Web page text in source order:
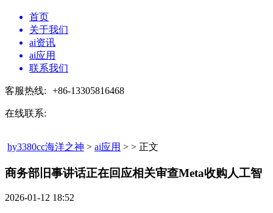
首页
关于我们
ai资讯
ai应用
联系我们
客服热线: +86-13305816468
在线联系:
hy3380cc海洋之神 > ai应用 > > 正文
商务部旧事讲话正在回应相关审查Meta收购人工智​
2026-01-12 18:52